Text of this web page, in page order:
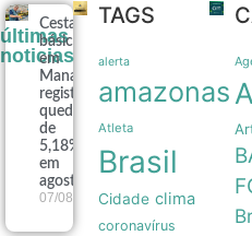
últimas
noticias
Cesta
básica
em
Manaus
registra
queda
de
5,18%
em
agosto
07/08
TAGS
alerta
amazonas
Atleta
Brasil
Cidade clima
coronavírus